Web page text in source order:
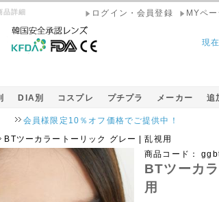
詳細 ログイン・会員登録 MYペー
現
DIA別 コスプレ プチプラ メーカー 追
員様限定10％オフ価格でご提供中！
BTツーカラートーリック グレー | 乱視用
商品コード：
BTツーカ
用